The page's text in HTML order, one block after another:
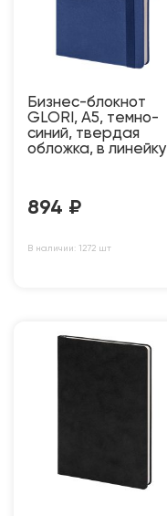
Бизнес-блокнот
GLORI, A5, темно-
синий, твердая
обложка, в линейку
894 ₽
В наличии: 1272 шт